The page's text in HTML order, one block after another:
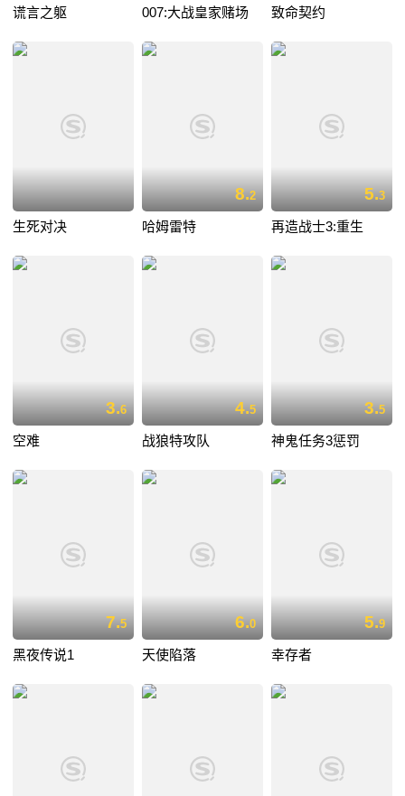
谎言之躯 007:大战皇家赌场 致命契约
生死对决
8.2
哈姆雷特
5.3
再造战士3:重生
3.6
空难
4.5
战狼特攻队
3.5
神鬼任务3惩罚
7.5
黑夜传说1
6.0
天使陷落
5.9
幸存者